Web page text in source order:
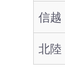
信越
北陸